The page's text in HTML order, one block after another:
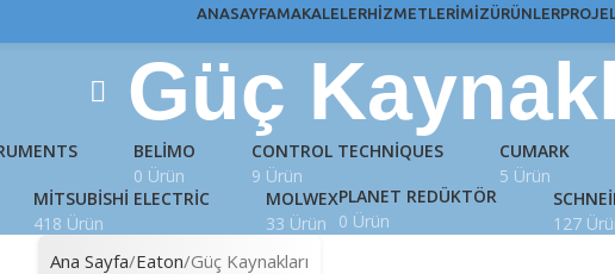
ANASAYFAMAKALELERHIZMETLERIMIZÜRÜNLER
Güç
BELIMO
0 Ürün
CONTROL TECHNIQUES
9 Ürün
CUMARK
5 Ürün
MITSUBISHI ELECTRIC
418 Ürün
MOLWEX
33 Ürün
PLANET REDÜKTÖR
0 Ürün
127
Ana Sayfa Eaton Güç Kaynakları